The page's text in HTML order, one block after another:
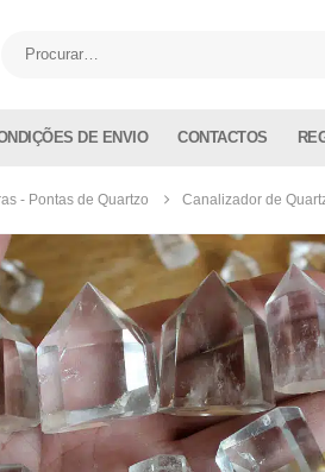
DE ENVIO CONTACTOS
- Pontas de Quartzo Canalizador de